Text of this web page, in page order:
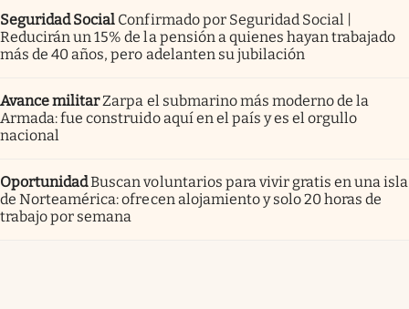
Seguridad Social Confirmado por Seguridad Social |
Reducirán un 15% de la pensión a quienes hayan trabajado
más de 40 años, pero adelanten su jubilación
Avance militarZarpa el submarino más moderno de la
Armada: fue construido aquí en el país y es el orgullo
nacional
OportunidadBuscan voluntarios para vivir gratis en una isla
de Norteamérica: ofrecen alojamiento y solo 20 horas de
trabajo por semana